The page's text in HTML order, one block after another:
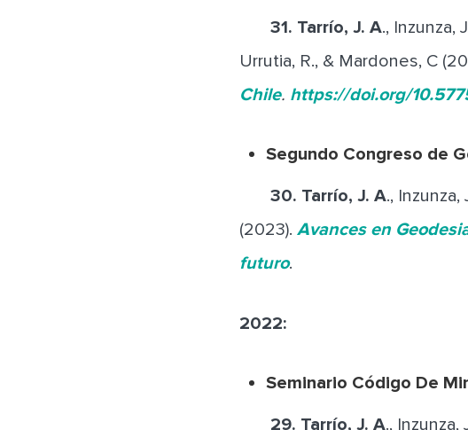
31. Tarrío, J. A., Inzunza,
Urrutia, R., & Mardones, C
Chile. https://doi.org/
Segundo Congreso de
30. Tarrío, J. A., Inzunza,
(2023). Avances en
futuro.
2022:
Seminario Código De
29. Tarrío, J. A., Inzunza,